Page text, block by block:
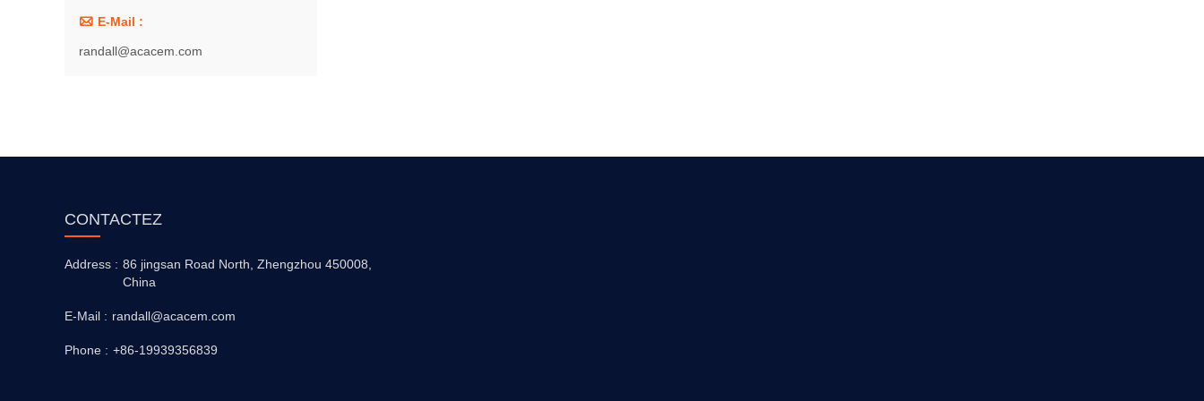
 E-Mail :
randall@acacem.com
CONTACTEZ
Address : 86 jingsan Road North, Zhengzhou 450008,
China
E-Mail : randall@acacem.com
Phone : +86-19939356839